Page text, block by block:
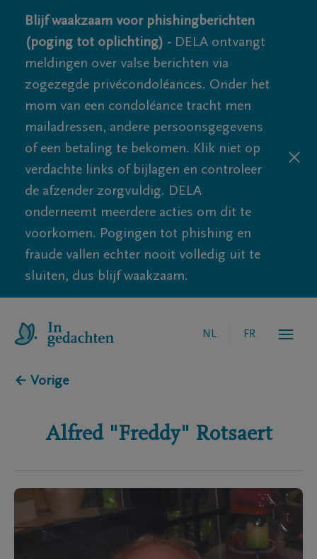
Blijf waakzaam voor phishingberichten
(poging tot oplichting) - DELA ontvangt
meldingen over valse berichten via
zogezegde privécondoléances. Onder het
mom van een condoléance tracht men
mailadressen, andere persoonsgegevens
of een betaling te bekomen. Klik niet op
verdachte links of bijlagen en controleer
de afzender zorgvuldig. DELA
onderneemt meerdere acties om dit te
voorkomen. Pogingen tot phishing en
fraude vallen echter nooit volledig uit te
sluiten, dus blijf waakzaam.
NL FR
← Vorige
Alfred "Freddy" Rotsaert